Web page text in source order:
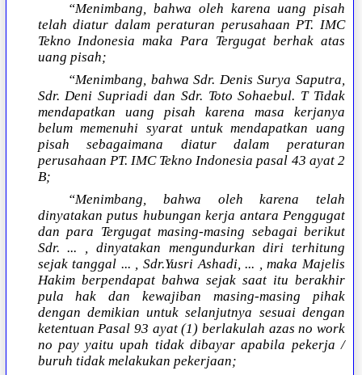
“Menimbang, bahwa oleh karena uang pisah
telah diatur dalam peraturan perusahaan PT. IMC
Tekno Indonesia maka Para Tergugat berhak atas
uang pisah;
“Menimbang, bahwa Sdr. Denis Surya Saputra,
Sdr. Deni Supriadi dan Sdr. Toto Sohaebul. T Tidak
mendapatkan uang pisah karena masa kerjanya
belum memenuhi syarat untuk mendapatkan uang
pisah sebagaimana diatur dalam peraturan
perusahaan PT. IMC Tekno Indonesia pasal 43 ayat 2
B;
“Menimbang, bahwa oleh karena telah
dinyatakan putus hubungan kerja antara Penggugat
dan para Tergugat masing-masing sebagai berikut
Sdr. ... , dinyatakan mengundurkan diri terhitung
sejak tanggal ... , Sdr.Yusri Ashadi, ... , maka Majelis
Hakim berpendapat bahwa sejak saat itu berakhir
pula hak dan kewajiban masing-masing pihak
dengan demikian untuk selanjutnya sesuai dengan
ketentuan Pasal 93 ayat (1) berlakulah azas no work
no pay yaitu upah tidak dibayar apabila pekerja /
buruh tidak melakukan pekerjaan;